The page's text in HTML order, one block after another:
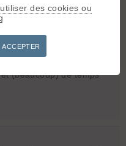
les alizés
encore à l'abri du
(usine de
sont pas très chaleureux
(beaucoup) de temps
des cookies ou
ACCEPTER